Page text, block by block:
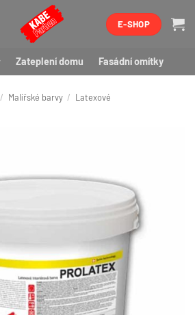
E-SHOP
Zateplení domu Fasádní omítky
/ Malířské barvy / Latexové